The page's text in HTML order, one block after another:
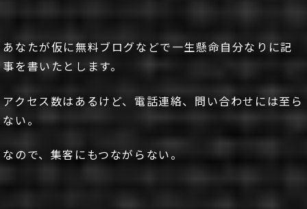
あなたが仮に無料ブログなどで一生懸命自分なりに記
事を書いたとします。
アクセス数はあるけど、電話連絡、問い合わせには至ら
ない。
なので、集客にもつながらない。